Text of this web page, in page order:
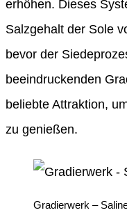
erhöhen. Dieses
Salzgehalt der Sole
bevor der
beeindruckenden
beliebte Attraktion,
zu genießen.
Gradierwerk –